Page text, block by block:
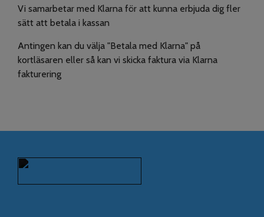
Vi samarbetar med Klarna för att kunna erbjuda dig fler
sätt att betala i kassan
Antingen kan du välja "Betala med Klarna" på
kortläsaren eller så kan vi skicka faktura via Klarna
fakturering